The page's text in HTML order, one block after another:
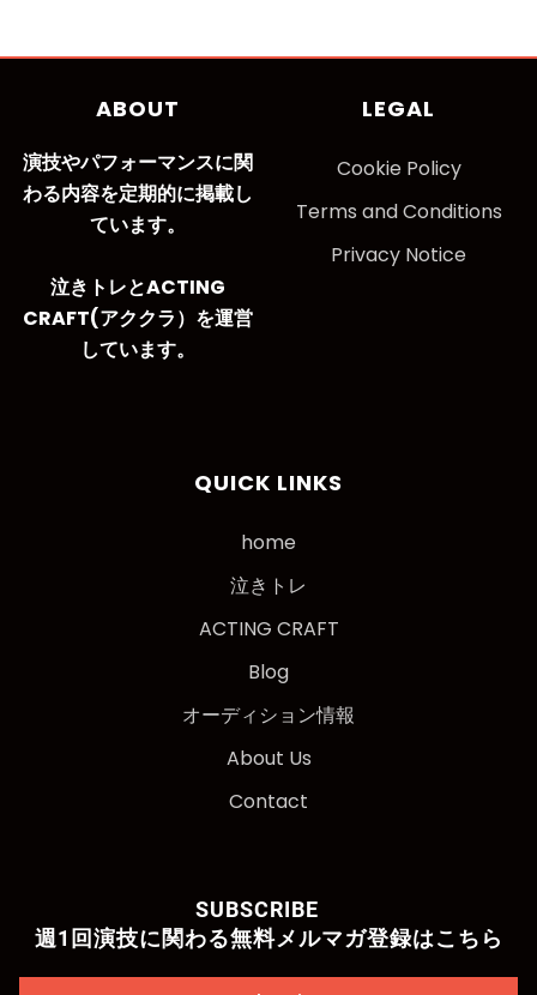
ABOUT
演技やパフォーマンスに関
わる内容を定期的に掲載し
ています。
泣きトレとACTING
CRAFT(アククラ）を運営
しています。
LEGAL
Cookie Policy
Terms and Conditions
Privacy Notice
QUICK LINKS
home
泣きトレ
ACTING CRAFT
Blog
オーディション情報
About Us
Contact
SUBSCRIBE
週1回演技に関わる無料メルマガ登録はこちら